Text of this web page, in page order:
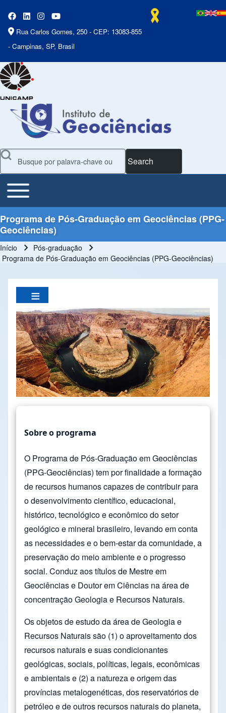
Rua Carlos Gomes, 250 - CEP: 13083-855
- Campinas, SP, Brasil
Search
Main Menu
Toggle main menu
Programa de Pós-Graduação em Geociências (PPG-
Geociências)
Trilha de navegação
Início
Pós-graduação
Programa de Pós-Graduação em Geociências (PPG-Geociências)
Sobre o programa
O Programa de Pós-Graduação em Geociências
(PPG-Geociências) tem por finalidade a formação
de recursos humanos capazes de contribuir para
o desenvolvimento científico, educacional,
histórico, tecnológico e econômico do setor
geológico e mineral brasileiro, levando em conta
as necessidades e o bem-estar da comunidade, a
preservação do meio ambiente e o progresso
social. Conduz aos títulos de Mestre em
Geociências e Doutor em Ciências na área de
concentração Geologia e Recursos Naturais.
Os objetos de estudo da área de Geologia e
Recursos Naturais são (1) o aproveitamento dos
recursos naturais e suas condicionantes
geológicas, sociais, políticas, legais, econômicas
e ambientais e (2) a natureza e origem das
províncias metalogenéticas, dos reservatórios de
petróleo e de outros recursos naturais do planeta,